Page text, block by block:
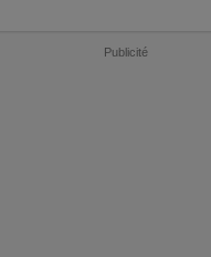
Publicité